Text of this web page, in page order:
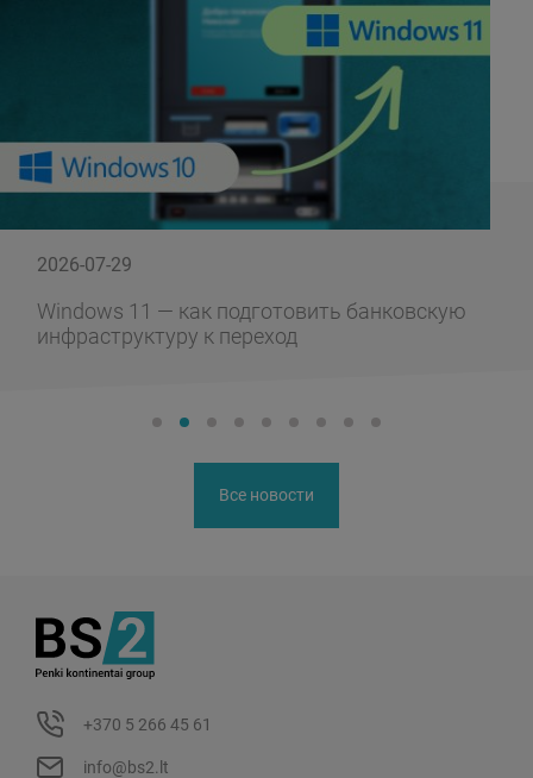
2026-07-29
Windows 11 — как подготовить банковскую
инфраструктуру к переход
Все новости
+370 5 266 45 61
info@bs2.lt